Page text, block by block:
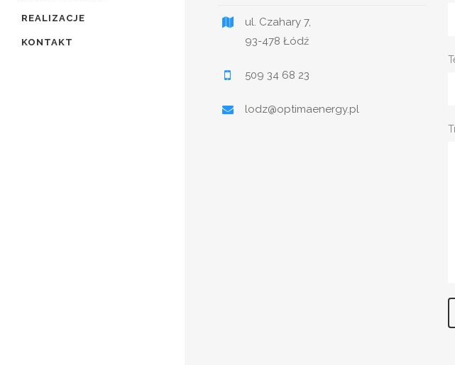
REALIZACJE
KONTAKT
ul. Czahary 7,
93-478 Łódź
509 34 68 23
lodz@optimaenergy.pl